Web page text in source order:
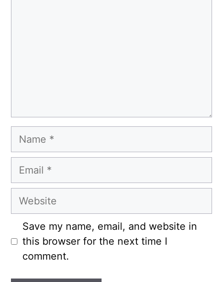
Name
Email
Website
Save my name, email, and website in
this browser for the next time I
comment.